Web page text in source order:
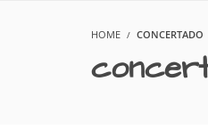
HOME CONCERTADO